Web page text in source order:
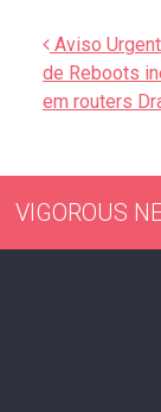
Aviso
de Reboots
em routers
VIGOROUS